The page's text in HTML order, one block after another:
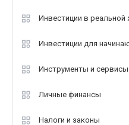
Инвестиции в реальной
Инвестиции для
Инструменты и сервисы
Личные финансы
Налоги и законы